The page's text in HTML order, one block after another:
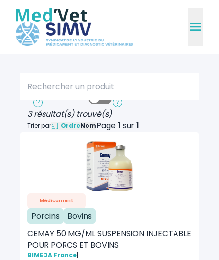
Recherche rapide
3 résultat(s) trouvé(s)
Trier par OrdreNomPage1 sur1
Médicament
Porcins
Bovins
CEMAY 50 MG/ML SUSPENSION INJECTABLE
POUR PORCS ET BOVINS
BIMEDA France|